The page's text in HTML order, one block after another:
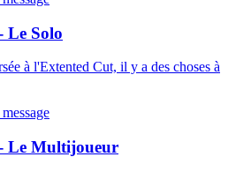
Le Solo
à l'Extented Cut, il y a des choses à
Le Multijoueur